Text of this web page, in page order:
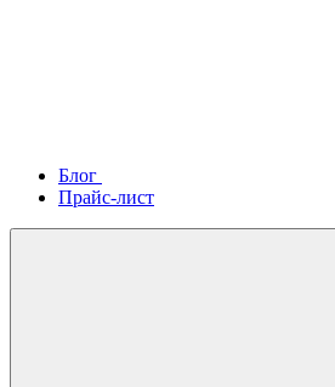
Блог
Прайс-лист